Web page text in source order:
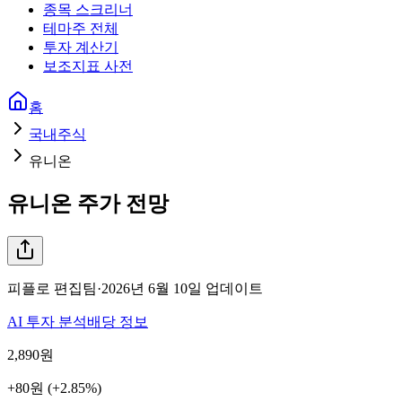
종목 스크리너
테마주 전체
투자 계산기
보조지표 사전
홈
국내주식
유니온
유니온 주가 전망
피플로 편집팀·2026년 6월 10일 업데이트
AI 투자 분석배당 정보
2,890원
+80원 (+2.85%)